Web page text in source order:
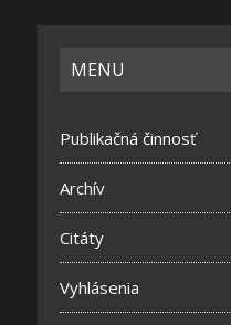
MENU
Publikačná činnosť
Archív
Citáty
Vyhlásenia